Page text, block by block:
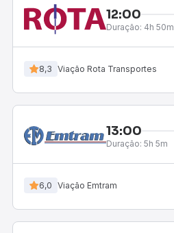
12:00
Duração: 4h 50m
8,3 Viação Rota Transportes
13:00
Duração: 5h 5m
6,0 Viação Emtram